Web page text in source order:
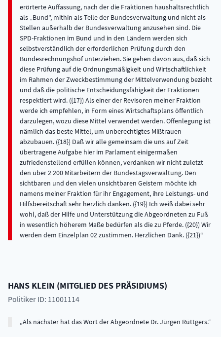
HANS KLEIN (MITGLIED DES PRÄSIDIUMS)
Politiker ID: 11001114
Als nächster hat das Wort der Abgeordnete Dr. Jürgen Rüttgers.